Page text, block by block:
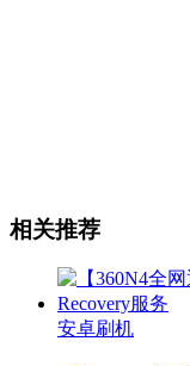
相关推荐
安卓刷机